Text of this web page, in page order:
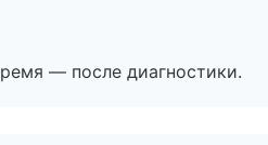
— после диагностики.